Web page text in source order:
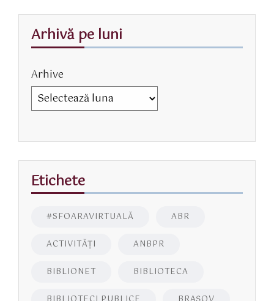
Arhivă pe luni
Arhive
Etichete
#SFOARAVIRTUALĂ ABR
ACTIVITĂŢI ANBPR
BIBLIONET BIBLIOTECA